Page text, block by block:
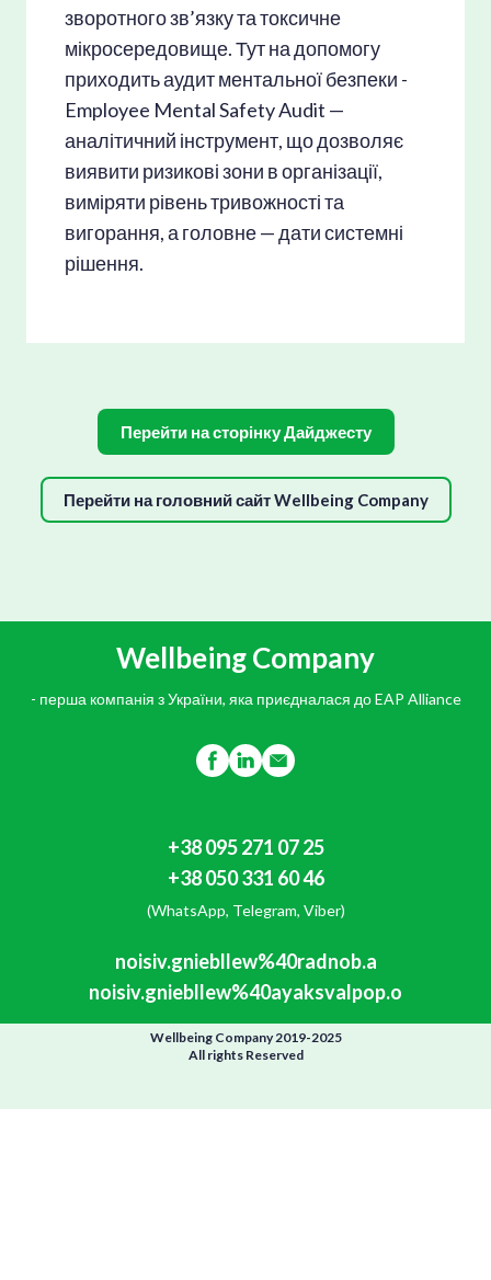
зворотного зв’язку та токсичне
мікросередовище. Тут на допомогу
приходить аудит ментальної безпеки -
Employee Mental Safety Audit —
аналітичний інструмент, що дозволяє
виявити ризикові зони в організації,
виміряти рівень тривожності та
вигорання, а головне — дати системні
рішення.
Перейти на сторінку Дайджесту
Перейти на головний сайт Wellbeing Company
Wellbeing Company
- перша компанія з України, яка приєдналася до EAP Alliance
+38 095 271 07 25
+38 050 331 60 46
(WhatsApp, Telegram, Viber)
noisiv.gniebllew%40radnob.a
noisiv.gniebllew%40ayaksvalpop.o
Wellbeing Company 2019-2025
All rights Reserved